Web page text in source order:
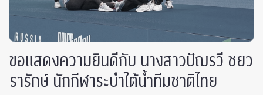
ขอแสดงความยินดีกับ นางสาวปัฌรวี ชยว
รารักษ์ นักกีฬาระบำใต้น้ำทีมชาติไทย